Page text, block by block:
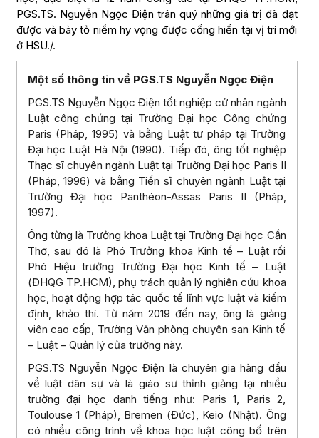
PGS.TS. Nguyễn Ngọc Điện trân quý những giá trị đã đạt
được và bày tỏ niềm hy vọng được cống hiến tại vị trí mới
ở HSU./.
Một số thông tin về PGS.TS Nguyễn Ngọc Điện
PGS.TS Nguyễn Ngọc Điện tốt nghiệp cử nhân ngành
Luật công chứng tại Trường Đại học Công chứng
Paris (Pháp, 1995) và bằng Luật tư pháp tại Trường
Đại học Luật Hà Nội (1990). Tiếp đó, ông tốt nghiệp
Thạc sĩ chuyên ngành Luật tại Trường Đại học Paris II
(Pháp, 1996) và bằng Tiến sĩ chuyên ngành Luật tại
Trường Đại học Panthéon-Assas Paris II (Pháp,
1997).
Ông từng là Trưởng khoa Luật tại Trường Đại học Cần
Thơ, sau đó là Phó Trưởng khoa Kinh tế – Luật rồi
Phó Hiệu trưởng Trường Đại học Kinh tế – Luật
(ĐHQG TP.HCM), phụ trách quản lý nghiên cứu khoa
học, hoạt động hợp tác quốc tế lĩnh vực luật và kiểm
định, khảo thí. Từ năm 2019 đến nay, ông là giảng
viên cao cấp, Trường Văn phòng chuyên san Kinh tế
– Luật – Quản lý của trường này.
PGS.TS Nguyễn Ngọc Điện là chuyên gia hàng đầu
về luật dân sự và là giáo sư thỉnh giảng tại nhiều
trường đại học danh tiếng như: Paris 1, Paris 2,
Toulouse 1 (Pháp), Bremen (Đức), Keio (Nhật). Ông
có nhiều công trình về khoa học luật công bố trên